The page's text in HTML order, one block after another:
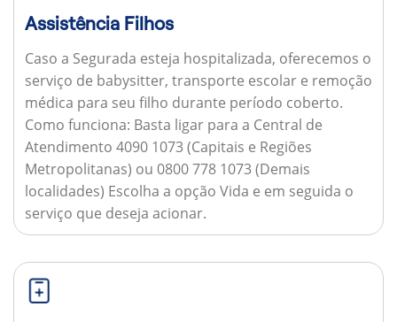
Assistência Filhos
Caso a Segurada esteja hospitalizada, oferecemos o
serviço de babysitter, transporte escolar e remoção
médica para seu filho durante período coberto.
Como funciona: Basta ligar para a Central de
Atendimento 4090 1073 (Capitais e Regiões
Metropolitanas) ou 0800 778 1073 (Demais
localidades) Escolha a opção Vida e em seguida o
serviço que deseja acionar.